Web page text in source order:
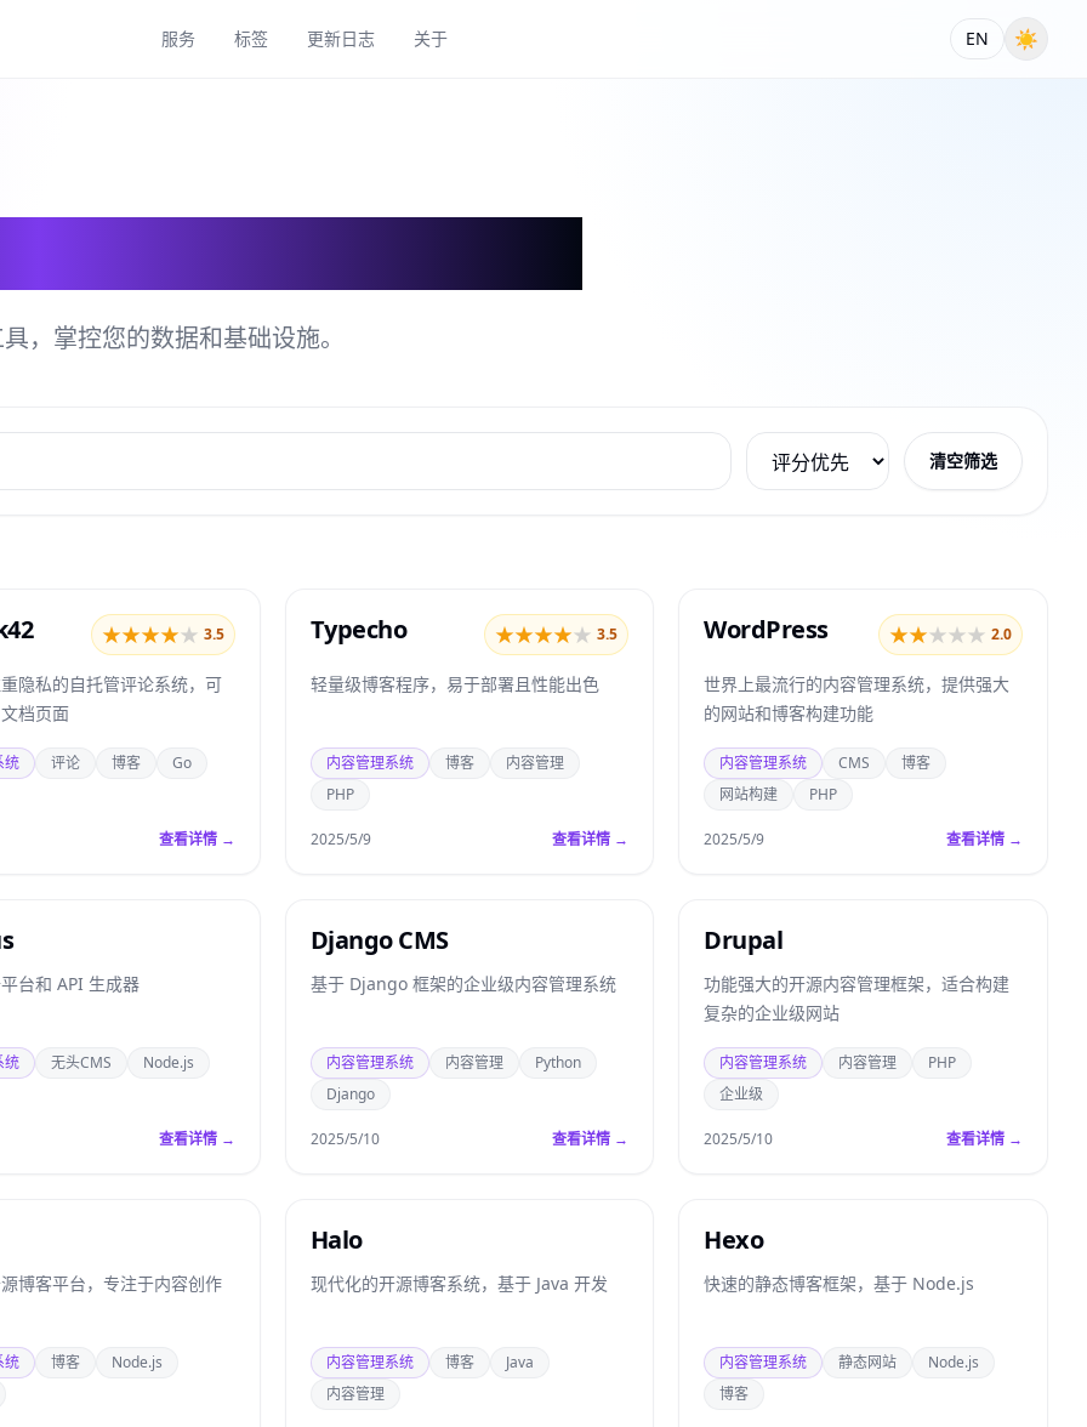
服务 标签 更新日志 关于 EN ☀
，掌控您的数据和基础设施。
清空筛选
★★★★★ 3.5
隐私的自托管评论系统，可
档页面
统 评论 博客 Go
查看详情 →
Typecho ★★★★★ 3.5
轻量级博客程序，易于部署且性能出色
内容管理系统 博客
内容管理
PHP
2025/5/9 查看详情 →
WordPress ★★★★★ 2.0
世界上最流行的内容管理系统，提供强大
的网站和博客构建功能
内容管理系统 CMS
博客
网站构建
PHP
2025/5/9 查看详情 →
台和 API 生成器
统 无头CMS Node.js
查看详情 →
Django CMS
基于 Django 框架的企业级内容管理系统
内容管理系统 内容管理
Python
Django
2025/5/10 查看详情 →
Drupal
功能强大的开源内容管理框架，适合构建
复杂的企业级网站
内容管理系统 内容管理
PHP
企业级
2025/5/10 查看详情 →
博客平台，专注于内容创作
统 博客 Node.js
Halo
现代化的开源博客系统，基于 Java 开发
内容管理系统 博客
Java
内容管理
Hexo
快速的静态博客框架，基于 Node.js
内容管理系统 静态网站
Node.js
博客